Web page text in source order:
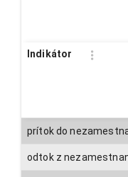
Indikátor
prítok do
odtok z